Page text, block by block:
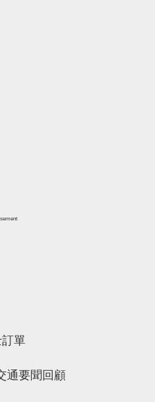
單
通要聞回顧